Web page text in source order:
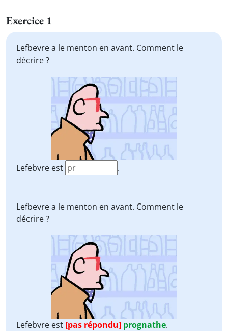
Exercice 1
Lefbevre a le menton en avant. Comment le
décrire ?
Lefebvre est .
Lefbevre a le menton en avant. Comment le
décrire ?
Lefebvre est[pas répondu] prognathe.